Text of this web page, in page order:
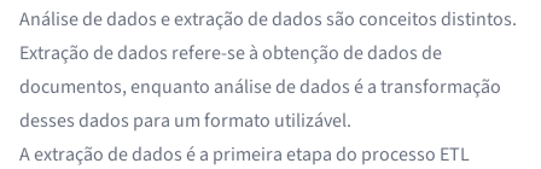
Análise de dados e extração de dados são conceitos distintos.
Extração de dados refere-se à obtenção de dados de
documentos, enquanto análise de dados é a transformação
desses dados para um formato utilizável.
A extração de dados é a primeira etapa do processo ETL